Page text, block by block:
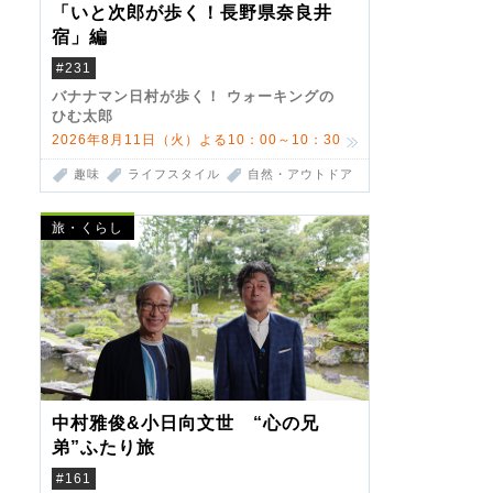
「いと次郎が歩く！長野県奈良井
宿」編
#231
バナナマン日村が歩く！ ウォーキングの
ひむ太郎
2026年8月11日（火）よる10：00～10：30
趣味 ライフスタイル 自然・アウトドア
旅・くらし
中村雅俊&小日向文世 “心の兄
弟”ふたり旅
#161